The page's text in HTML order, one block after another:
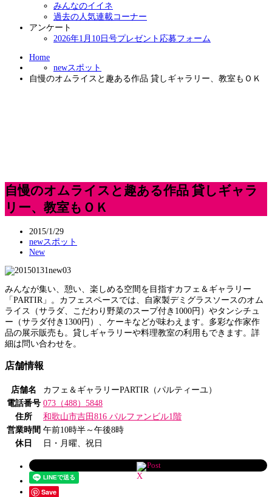
みんなのイイネ
過去の人気連載コーナー
アンケート
2026年1月10日号プレゼント応募フォーム
Home
newスポット
自慢のオムライスと趣ある作品 貸しギャラリー、教室もＯＫ
自慢のオムライスと趣ある作品 貸しギャラ
リー、教室もＯＫ
2015/1/29
newスポット
New
みんなが集い、憩い、楽しめる空間を目指すカフェ＆ギャラリー
「PARTIR」。カフェスペースでは、自家製デミグラスソースのオム
ライス（サラダ、こだわり野菜のスープ付き1000円）やタンシチュ
ー（サラダ付き1300円）、ケーキなどが味わえます。多彩な作家作
品の展示販売も。貸しギャラリーや料理教室の利用もできます。詳
細は問い合わせを。
店舗情報
店舗名
カフェ＆ギャラリーPARTIR（パルティーユ）
電話番号 073（488）5848
住所
和歌山市吉田816 パルファンビル1階
営業時間 午前10時半～午後8時
休日
日・月曜、祝日
Post
Save